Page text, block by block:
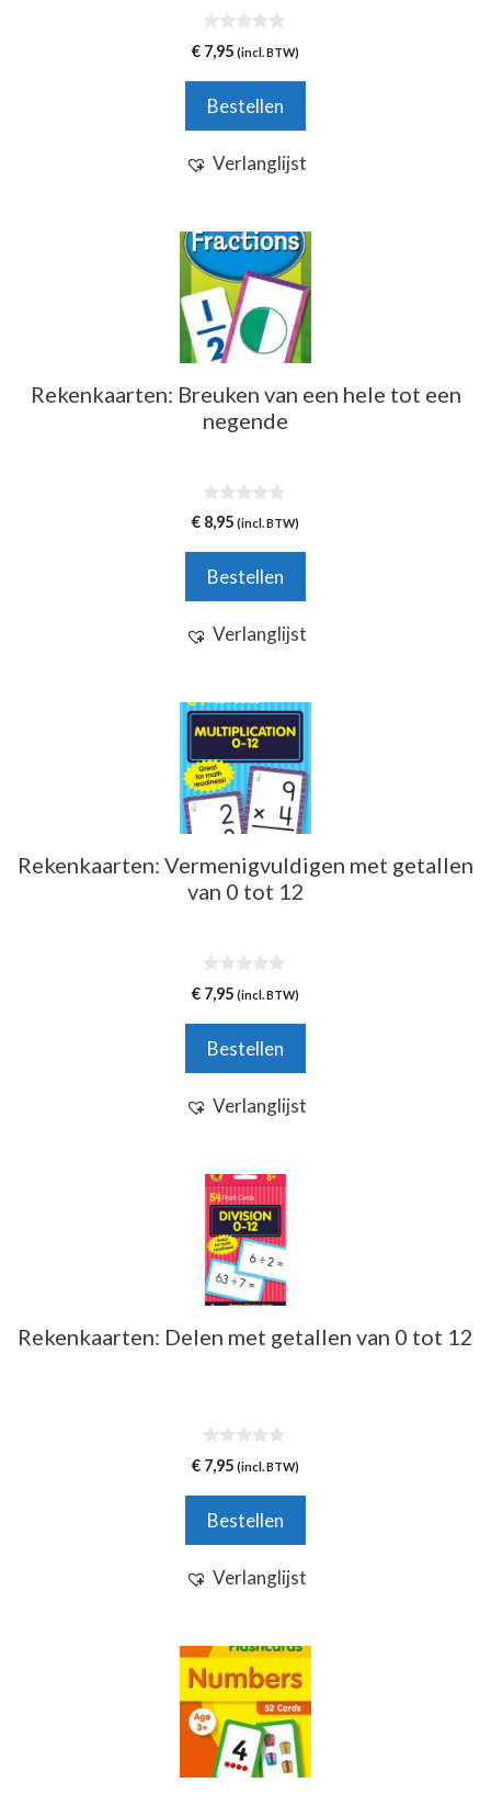
0
v
5
€ 7,95 (incl. BTW)
Bestellen
Verlanglijst
Rekenkaarten: Breuken van een hele tot een
negende
0
v
5
€ 8,95 (incl. BTW)
Bestellen
Verlanglijst
Rekenkaarten: Vermenigvuldigen met getallen
van 0 tot 12
0
v
5
€ 7,95 (incl. BTW)
Bestellen
Verlanglijst
Rekenkaarten: Delen met getallen van 0 tot 12
0
v
5
€ 7,95 (incl. BTW)
Bestellen
Verlanglijst